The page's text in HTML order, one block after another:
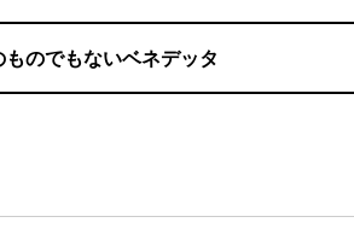
ものでもないベネデッタ